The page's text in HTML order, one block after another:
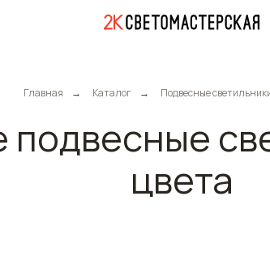
Главная → Каталог → Подвесные
цвета